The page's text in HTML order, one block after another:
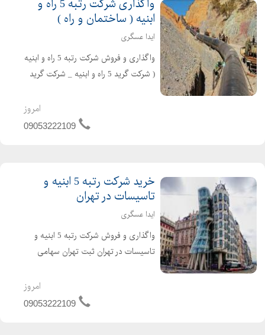
واگذاری شرکت رتبه 5 راه و
ابنیه ( ساختمان و راه )
ایدا عسگری
واگذاری و فروش شرکت رتبه 5 راه و ابنیه
( شرکت گرید 5 راه و ابنیه _ شرکت گرید
سهامی خاص تازه تاسیس و بدون کارکرد
و بدهی دارای اعتبار کارتکس ساجاری و
امروز
09053222109
خرید شرکت رتبه 5 ابنیه و
تاسیسات در تهران
ایدا عسگری
واگذاری و فروش شرکت رتبه 5 ابنیه و
تاسیسات در تهران ثبت تهران سهامی
بدون بدهی دارای 4 سال اعبتار صلاحیت
پیمانکاری آماده واگذاری با مناسب ترین
امروز
09053222109